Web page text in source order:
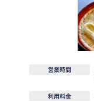
営業時間
利用料金